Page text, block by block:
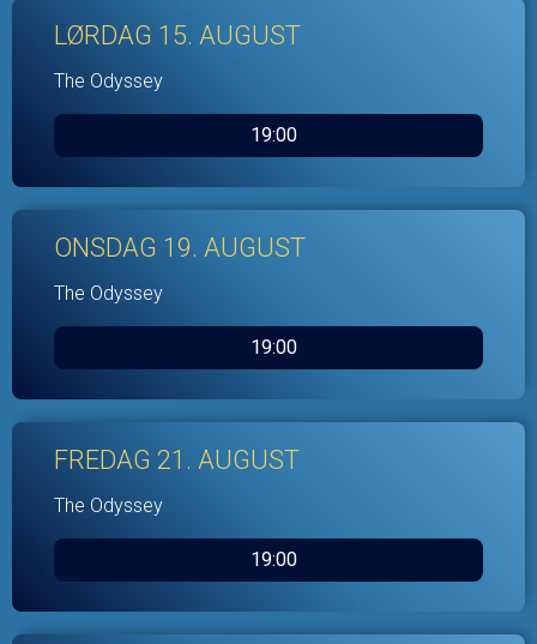
LØRDAG 15. AUGUST
The Odyssey
19:00
ONSDAG 19. AUGUST
The Odyssey
19:00
FREDAG 21. AUGUST
The Odyssey
19:00